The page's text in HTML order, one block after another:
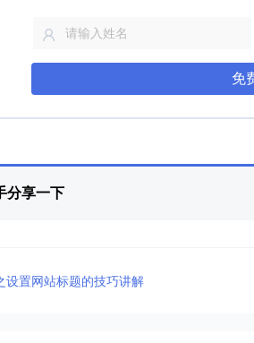
免
分享一下
设置网站标题的技巧讲解